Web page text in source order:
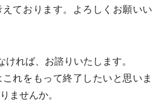
ております。よろしくお願いい
れば、お諮りいたします。
れをもって終了したいと思いま
ませんか。